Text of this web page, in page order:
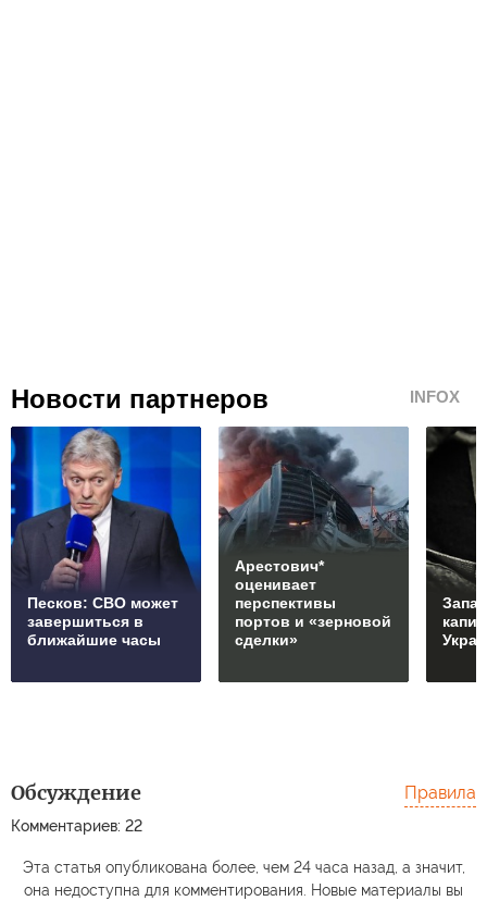
Новости партнеров INFOX
Песков: СВО может
завершиться в
ближайшие часы
Арестович*
оценивает
перспективы
портов и «зерновой
сделки»
Обсуждение
Комментариев: 22
Правила
Эта статья опубликована более, чем 24 часа назад, а значит,
она недоступна для комментирования. Новые материалы вы